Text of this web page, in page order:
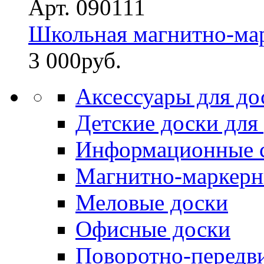
Арт. 090111
Школьная магнитно-
3 000руб.
Аксессуары для
Детские доски
Информационные
Магнитно-
Меловые доски
Офисные доски
Поворотно-